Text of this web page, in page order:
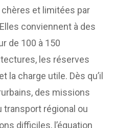
et limitées par
conviennent à des
de 100 à 150
les réserves
la charge utile. Dès qu’il
des missions
transport régional ou
difficiles, l’équation